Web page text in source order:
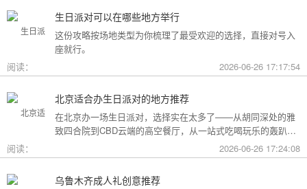
生日派对可以在哪些地方举行
这份攻略按场地类型为你梳理了最受欢迎的选择，直接对号入
座就行。
阅读：
2026-06-26 17:17:54
北京适合办生日派对的地方推荐
在北京办一场生日派对，选择实在太多了——从胡同深处的雅
致四合院到CBD云端的高空餐厅，从一站式吃喝玩乐的轰趴别
墅到充满野趣的京郊草坪。为了让你快速找到最心仪的那一
个，我把不同类型的场地分好了类，直接对号入座就行。
阅读： 2026-06-26 17:24:08
乌鲁木齐成人礼创意推荐